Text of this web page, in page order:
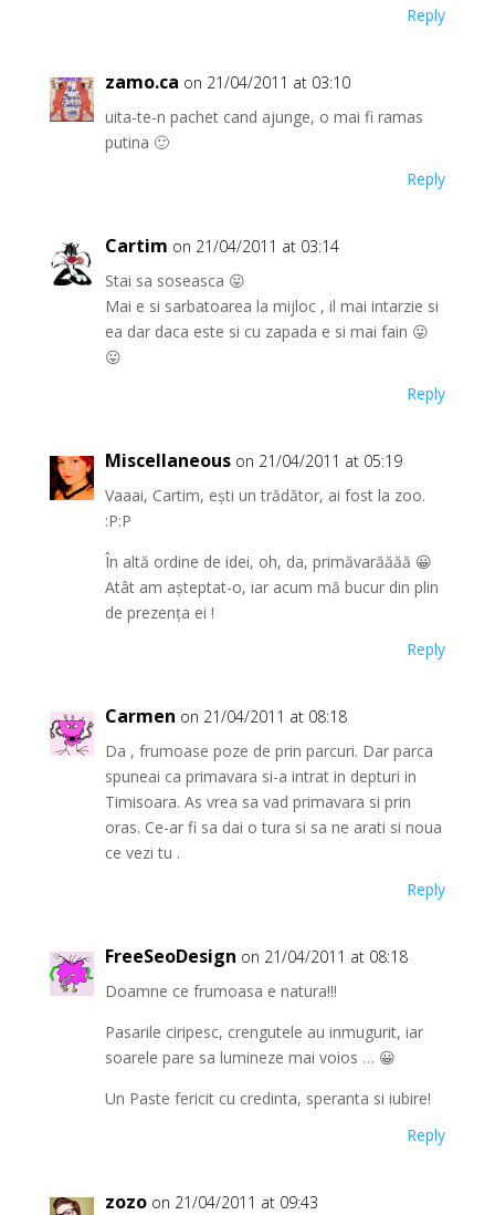
Reply
zamo.ca on 21/04/2011 at 03:10
uita-te-n pachet cand ajunge, o mai fi ramas
putina 🙂
Reply
Cartim on 21/04/2011 at 03:14
Stai sa soseasca 😛
Mai e si sarbatoarea la mijloc , il mai intarzie si
ea dar daca este si cu zapada e si mai fain 😛
😛
Reply
Miscellaneous on 21/04/2011 at 05:19
Vaaai, Cartim, ești un trădător, ai fost la zoo.
:P:P
În altă ordine de idei, oh, da, primăvarăăăă 😀
Atât am așteptat-o, iar acum mă bucur din plin
de prezența ei !
Reply
Carmen on 21/04/2011 at 08:18
Da , frumoase poze de prin parcuri. Dar parca
spuneai ca primavara si-a intrat in depturi in
Timisoara. As vrea sa vad primavara si prin
oras. Ce-ar fi sa dai o tura si sa ne arati si noua
ce vezi tu .
Reply
FreeSeoDesign on 21/04/2011 at 08:18
Doamne ce frumoasa e natura!!!
Pasarile ciripesc, crengutele au inmugurit, iar
soarele pare sa lumineze mai voios … 😀
Un Paste fericit cu credinta, speranta si iubire!
Reply
zozo on 21/04/2011 at 09:43